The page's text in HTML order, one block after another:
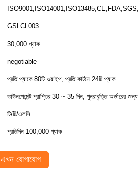
GSLCL003
30,000 প্যাক
negotiable
প্রতি প্যাকে 80টি ওয়াইপ, প্রতি কার্টনে 24টি প্যাক
ডাউনপেমেন্ট প্রাপ্তির 30 ~ 35 দিন, পুনরাবৃত্তি অর্ডারের
টি/টি/এলসি
প্রতিদিন 100,000 প্যাক
এখন যোগাযোগ